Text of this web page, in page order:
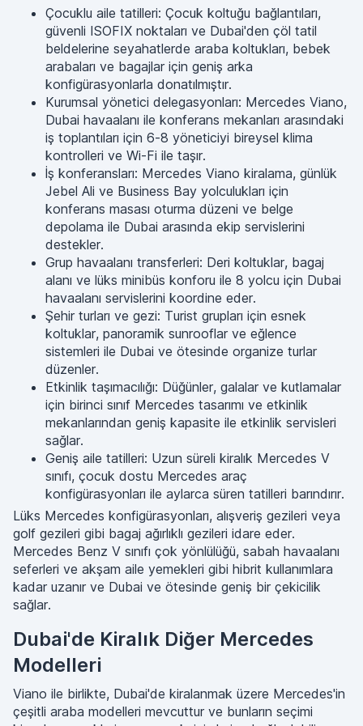
Çocuklu aile tatilleri: Çocuk koltuğu bağlantıları,
güvenli ISOFIX noktaları ve Dubai'den çöl tatil
beldelerine seyahatlerde araba koltukları, bebek
arabaları ve bagajlar için geniş arka
konfigürasyonlarla donatılmıştır.
Kurumsal yönetici delegasyonları: Mercedes Viano,
Dubai havaalanı ile konferans mekanları arasındaki
iş toplantıları için 6-8 yöneticiyi bireysel klima
kontrolleri ve Wi-Fi ile taşır.
İş konferansları: Mercedes Viano kiralama, günlük
Jebel Ali ve Business Bay yolculukları için
konferans masası oturma düzeni ve belge
depolama ile Dubai arasında ekip servislerini
destekler.
Grup havaalanı transferleri: Deri koltuklar, bagaj
alanı ve lüks minibüs konforu ile 8 yolcu için Dubai
havaalanı servislerini koordine eder.
Şehir turları ve gezi: Turist grupları için esnek
koltuklar, panoramik sunrooflar ve eğlence
sistemleri ile Dubai ve ötesinde organize turlar
düzenler.
Etkinlik taşımacılığı: Düğünler, galalar ve kutlamalar
için birinci sınıf Mercedes tasarımı ve etkinlik
mekanlarından geniş kapasite ile etkinlik servisleri
sağlar.
Geniş aile tatilleri: Uzun süreli kiralık Mercedes V
sınıfı, çocuk dostu Mercedes araç
konfigürasyonları ile aylarca süren tatilleri barındırır.
Lüks Mercedes konfigürasyonları, alışveriş gezileri veya
golf gezileri gibi bagaj ağırlıklı gezileri idare eder.
Mercedes Benz V sınıfı çok yönlülüğü, sabah havaalanı
seferleri ve akşam aile yemekleri gibi hibrit kullanımlara
kadar uzanır ve Dubai ve ötesinde geniş bir çekicilik
sağlar.
Dubai'de Kiralık Diğer Mercedes
Modelleri
Viano ile birlikte, Dubai'de kiralanmak üzere Mercedes'in
çeşitli araba modelleri mevcuttur ve bunların seçimi